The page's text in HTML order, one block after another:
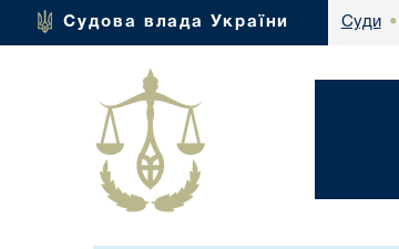
Судова влада України Суди •